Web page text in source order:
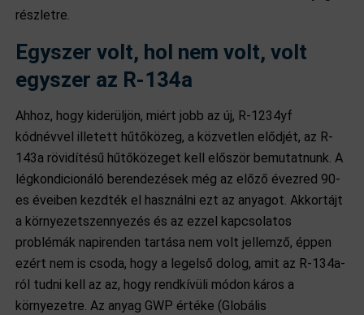
részletre.
Egyszer volt, hol nem volt, volt
egyszer az R-134a
Ahhoz, hogy kiderüljön, miért jobb az új, R-1234yf
kódnévvel illetett hűtőközeg, a közvetlen elődjét, az R-
143a rövidítésű hűtőközeget kell először bemutatnunk. A
légkondicionáló berendezések még az előző évezred 90-
es éveiben kezdték el használni ezt az anyagot. Akkortájt
a környezetszennyezés és az ezzel kapcsolatos
problémák napirenden tartása nem volt jellemző, éppen
ezért nem is csoda, hogy a legelső dolog, amit az R-134a-
ról tudni kell az az, hogy rendkívüli módon káros a
környezetre. Az anyag GWP értéke (Globális